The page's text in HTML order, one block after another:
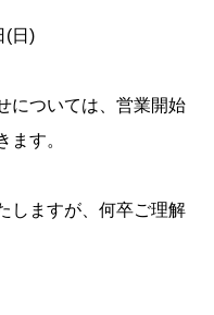
日)
については、営業開始
ます。
しますが、何卒ご理解